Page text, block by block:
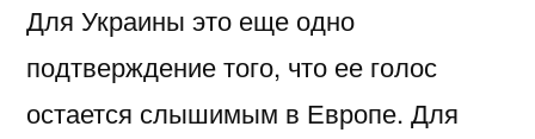
Для Украины это еще одно
подтверждение того, что ее голос
остается слышимым в Европе. Для